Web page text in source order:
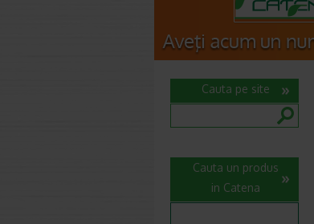
Cauta pe site
Cauta un produs
in Catena